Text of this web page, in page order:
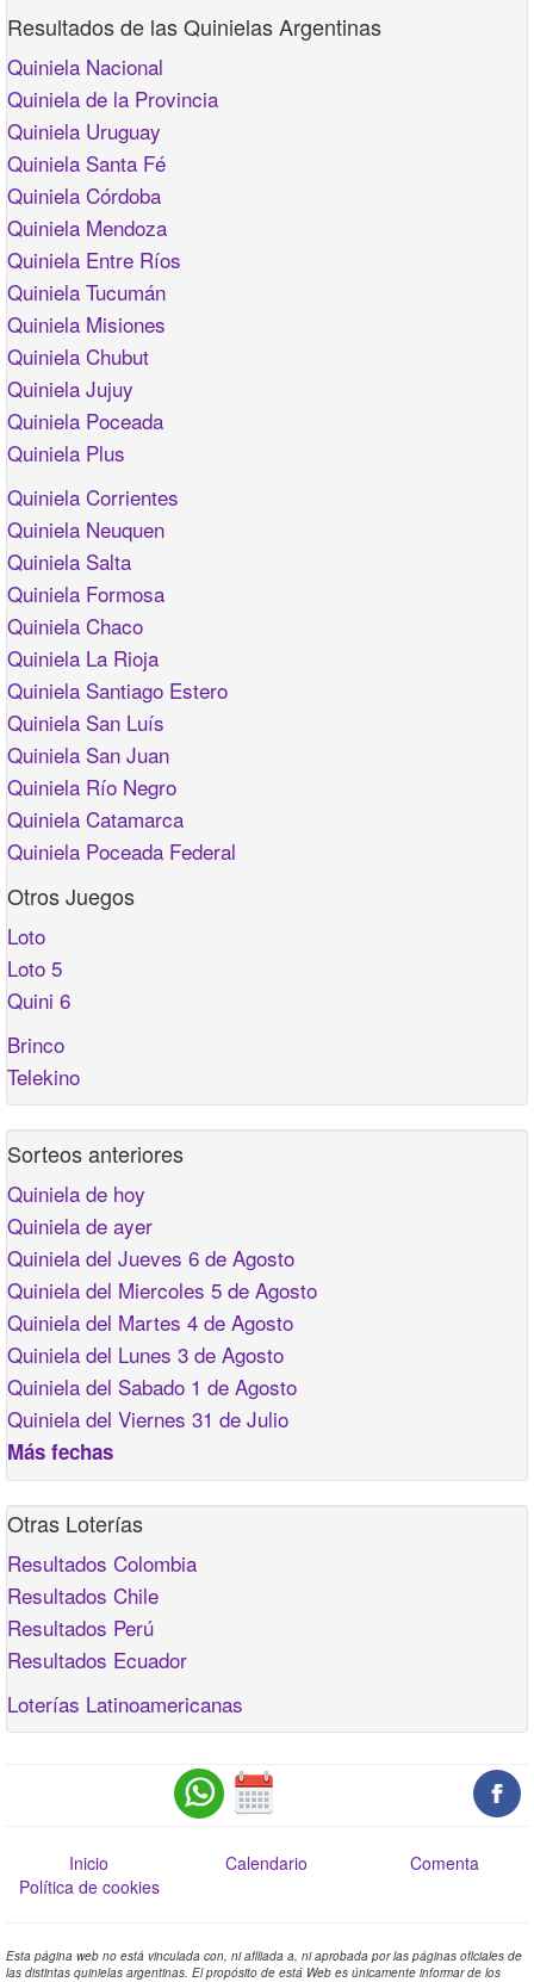
Resultados de las Quinielas Argentinas
Quiniela Nacional
Quiniela de la Provincia
Quiniela Uruguay
Quiniela Santa Fé
Quiniela Córdoba
Quiniela Mendoza
Quiniela Entre Ríos
Quiniela Tucumán
Quiniela Misiones
Quiniela Chubut
Quiniela Jujuy
Quiniela Poceada
Quiniela Plus
Quiniela Corrientes
Quiniela Neuquen
Quiniela Salta
Quiniela Formosa
Quiniela Chaco
Quiniela La Rioja
Quiniela Santiago Estero
Quiniela San Luís
Quiniela San Juan
Quiniela Río Negro
Quiniela Catamarca
Quiniela Poceada Federal
Otros Juegos
Loto
Loto 5
Quini 6
Brinco
Telekino
Sorteos anteriores
Quiniela de hoy
Quiniela de ayer
Quiniela del Jueves 6 de Agosto
Quiniela del Miercoles 5 de Agosto
Quiniela del Martes 4 de Agosto
Quiniela del Lunes 3 de Agosto
Quiniela del Sabado 1 de Agosto
Quiniela del Viernes 31 de Julio
Más fechas
Otras Loterías
Resultados Colombia
Resultados Chile
Resultados Perú
Resultados Ecuador
Loterías Latinoamericanas
Inicio Calendario
Comenta
Política de cookies
Esta página web no está vinculada con, ni afiliada a, ni aprobada por las páginas oficiales de
las distintas quinielas argentinas. El propósito de está Web es únicamente informar de los